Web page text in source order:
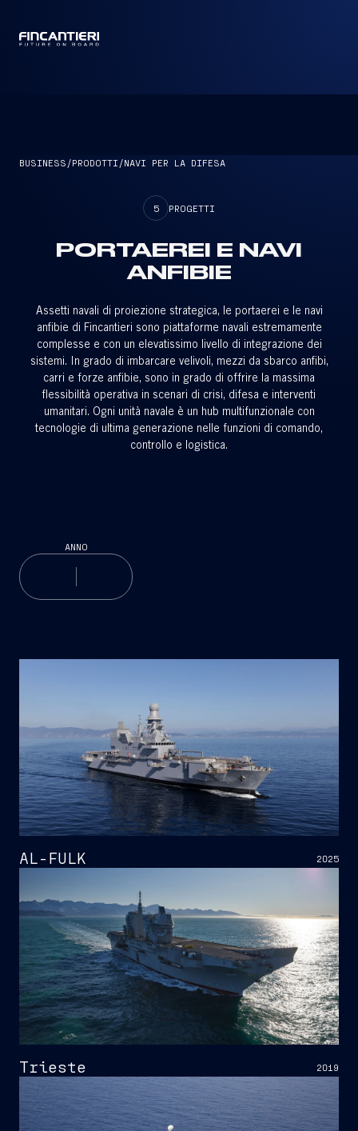
BUSINESS /PRODOTTI /NAVI PER LA DIFESA
5 PROGETTI
PORTAEREI E NAVI
ANFIBIE
Assetti navali di proiezione strategica, le portaerei e le navi
anfibie di Fincantieri sono piattaforme navali estremamente
complesse e con un elevatissimo livello di integrazione dei
sistemi. In grado di imbarcare velivoli, mezzi da sbarco anfibi,
carri e forze anfibie, sono in grado di offrire la massima
flessibilità operativa in scenari di crisi, difesa e interventi
umanitari. Ogni unità navale è un hub multifunzionale con
tecnologie di ultima generazione nelle funzioni di comando,
controllo e logistica.
2025
AL-FULK
2019
Trieste
ANNO